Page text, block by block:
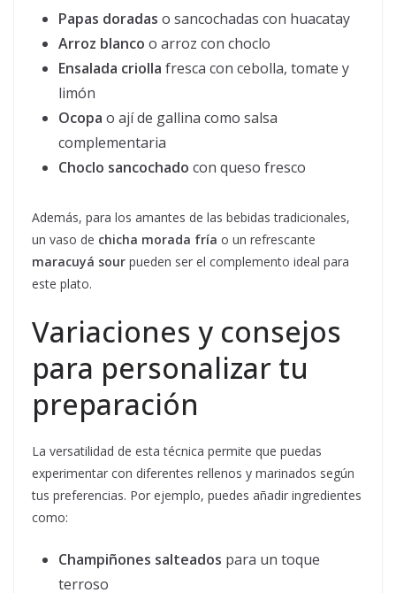
Papas doradas o sancochadas con huacatay
Arroz blanco o arroz con choclo
Ensalada criolla fresca con cebolla, tomate y
limón
Ocopa o ají de gallina como salsa
complementaria
Choclo sancochado con queso fresco
Además, para los amantes de las bebidas tradicionales,
un vaso de chicha morada fría o un refrescante
maracuyá sour pueden ser el complemento ideal para
este plato.
Variaciones y consejos
para personalizar tu
preparación
La versatilidad de esta técnica permite que puedas
experimentar con diferentes rellenos y marinados según
tus preferencias. Por ejemplo, puedes añadir ingredientes
como:
Champiñones salteados para un toque
terroso